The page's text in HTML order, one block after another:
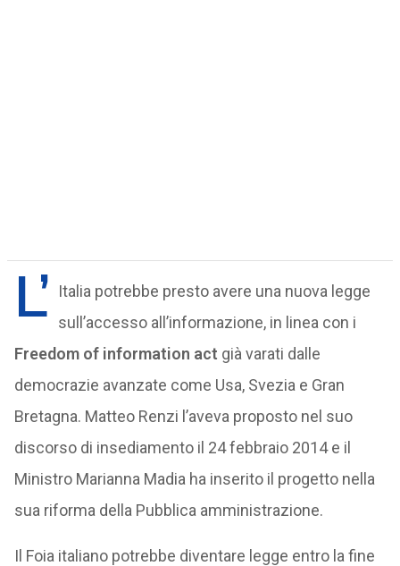
L’
Italia potrebbe presto avere una nuova legge
sull’accesso all’informazione, in linea con i
Freedom of information act già varati dalle
democrazie avanzate come Usa, Svezia e Gran
Bretagna. Matteo Renzi l’aveva proposto nel suo
discorso di insediamento il 24 febbraio 2014 e il
Ministro Marianna Madia ha inserito il progetto nella
sua riforma della Pubblica amministrazione.
Il Foia italiano potrebbe diventare legge entro la fine